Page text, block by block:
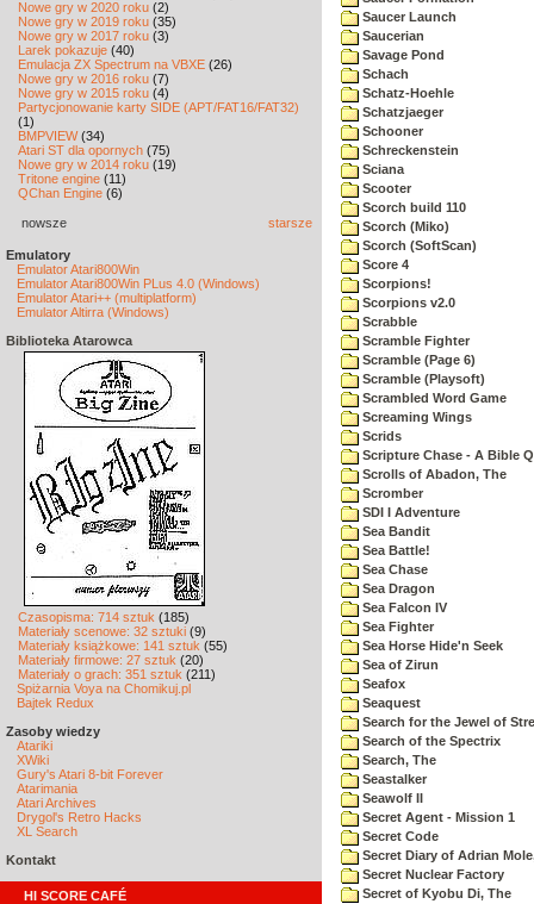
Nowe gry w 2020 roku (2)
Nowe gry w 2019 roku (35)
Nowe gry w 2017 roku (3)
Larek pokazuje (40)
Emulacja ZX Spectrum na VBXE (26)
Nowe gry w 2016 roku (7)
Nowe gry w 2015 roku (4)
Partycjonowanie karty SIDE (APT/FAT16/FAT32)
(1)
BMPVIEW(34)
Atari ST dla opornych (75)
Nowe gry w 2014 roku (19)
Tritone engine (11)
QChan Engine (6)
nowsze starsze
Emulatory
Emulator Atari800Win
Emulator Atari800Win PLus 4.0 (Windows)
Emulator Atari++ (multiplatform)
Emulator Altirra (Windows)
Biblioteka Atarowca
Czasopisma: 714 sztuk (185)
Materiały scenowe: 32 sztuki (9)
Materiały książkowe: 141 sztuk (55)
Materiały firmowe: 27 sztuk (20)
Materiały o grach: 351 sztuk (211)
Spiżarnia Voya na Chomikuj.pl
Bajtek Redux
Zasoby wiedzy
Atariki
XWiki
Gury's Atari 8-bit Forever
Atarimania
Atari Archives
Drygol's Retro Hacks
XL Search
Kontakt
HI SCORE CAFÉ
Saucer Launch
Saucerian
Savage Pond
Schach
Schatz-Hoehle
Schatzjaeger
Schooner
Schreckenstein
Sciana
Scooter
Scorch build 110
Scorch (Miko)
Scorch (SoftScan)
Score 4
Scorpions!
Scorpions v2.0
Scrabble
Scramble Fighter
Scramble (Page 6)
Scramble (Playsoft)
Scrambled Word Game
Screaming Wings
Scrids
Scripture Chase - A Bible
Scrolls of Abadon, The
Scromber
SDI I Adventure
Sea Bandit
Sea Battle!
Sea Chase
Sea Dragon
Sea Falcon IV
Sea Fighter
Sea Horse Hide'n Seek
Sea of Zirun
Seafox
Seaquest
Search for the Jewel of
Search of the Spectrix
Search, The
Seastalker
Seawolf II
Secret Agent - Mission 1
Secret Code
Secret Diary of Adrian
Secret Nuclear Factory
Secret of Kyobu Di, The